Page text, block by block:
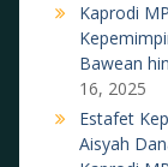
Kaprodi
Bawean
16, 2025
Estafet
Aisyah